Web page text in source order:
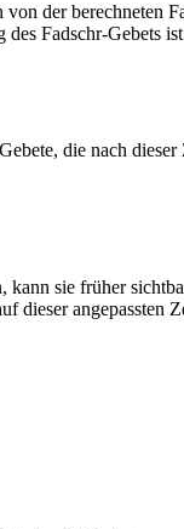
der berechneten
Fadschr-Gebets
die nach
sie früher
dieser angepassten